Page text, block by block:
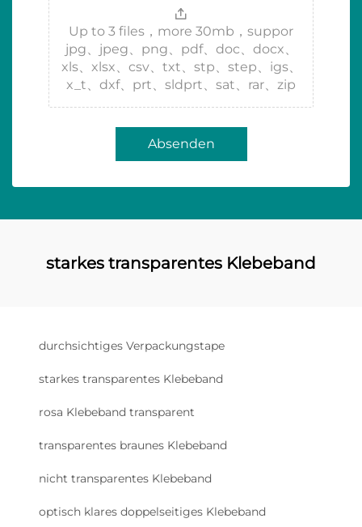
Up to 3 files，more 30mb，suppor
jpg、jpeg、png、pdf、doc、docx、
xls、xlsx、csv、txt、stp、step、igs、
x_t、dxf、prt、sldprt、sat、rar、zip
Absenden
starkes transparentes Klebeband
durchsichtiges Verpackungstape
starkes transparentes Klebeband
rosa Klebeband transparent
transparentes braunes Klebeband
nicht transparentes Klebeband
optisch klares doppelseitiges Klebeband